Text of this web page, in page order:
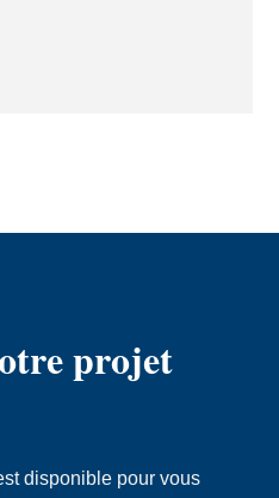
projet
disponible pour vous